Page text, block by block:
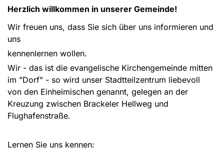
Herzlich willkommen in unserer Gemeinde!
Wir freuen uns, dass Sie sich über uns informieren und
uns
kennenlernen wollen.
Wir - das ist die evangelische Kirchengemeinde mitten
im "Dorf" - so wird unser Stadtteilzentrum liebevoll
von den Einheimischen genannt, gelegen an der
Kreuzung zwischen Brackeler Hellweg und
Flughafenstraße.
Lernen Sie uns kennen: